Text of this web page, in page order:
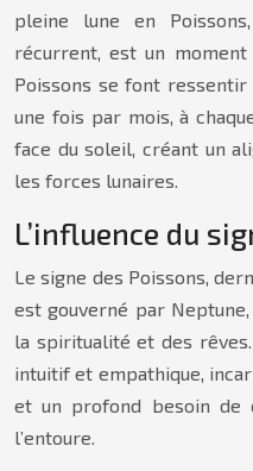
pleine lune en
récurrent, est un
Poissons se font
une fois par mois, à
face du soleil, créant un
les forces lunaires.
L’influence du
Le signe des Poissons,
est gouverné par
la spiritualité et des rêves.
intuitif et empathique,
et un profond besoin de
l’entoure.